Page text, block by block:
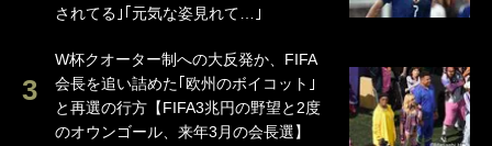
されてる｣｢元気な姿見れて…｣
W杯クオーター制への大反発か、FIFA
会長を追い詰めた｢欧州のボイコット｣
と再選の行方【FIFA3兆円の野望と2度
のオウンゴール、来年3月の会長選】